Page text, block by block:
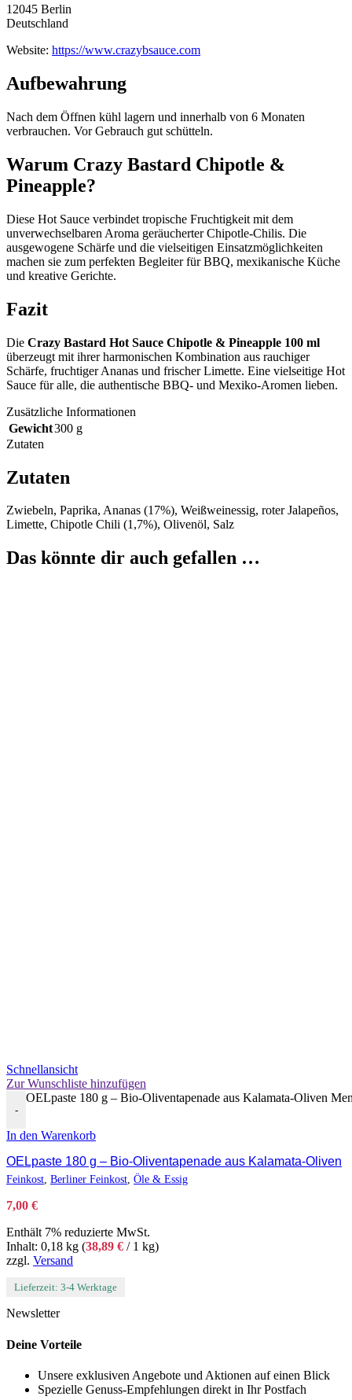
12045 Berlin
Deutschland
Website: https://www.crazybsauce.com
Aufbewahrung
Nach dem Öffnen kühl lagern und innerhalb von 6 Monaten
verbrauchen. Vor Gebrauch gut schütteln.
Warum Crazy Bastard Chipotle &
Pineapple?
Diese Hot Sauce verbindet tropische Fruchtigkeit mit dem
unverwechselbaren Aroma geräucherter Chipotle-Chilis. Die
ausgewogene Schärfe und die vielseitigen Einsatzmöglichkeiten
machen sie zum perfekten Begleiter für BBQ, mexikanische Küche
und kreative Gerichte.
Fazit
Die Crazy Bastard Hot Sauce Chipotle & Pineapple 100 ml
überzeugt mit ihrer harmonischen Kombination aus rauchiger
Schärfe, fruchtiger Ananas und frischer Limette. Eine vielseitige Hot
Sauce für alle, die authentische BBQ- und Mexiko-Aromen lieben.
Zusätzliche Informationen
Gewicht300 g
Zutaten
Zutaten
Zwiebeln, Paprika, Ananas (17%), Weißweinessig, roter Jalapeños,
Limette, Chipotle Chili (1,7%), Olivenöl, Salz
Das könnte dir auch gefallen …
Schnellansicht
Zur Wunschliste hinzufügen
-
OELpaste 180 g – Bio-Oliventapenade aus Kalamata-Oliven
In den Warenkorb
OELpaste 180 g – Bio-Oliventapenade aus Kalamata-Oliven
Feinkost, Berliner Feinkost, Öle & Essig
7,00 €
Enthält 7% reduzierte MwSt.
Inhalt: 0,18 kg (38,89 € / 1 kg)
zzgl. Versand
Lieferzeit: 3-4 Werktage
Newsletter
Deine Vorteile
Unsere exklusiven Angebote und Aktionen auf einen Blick
Spezielle Genuss-Empfehlungen direkt in Ihr Postfach